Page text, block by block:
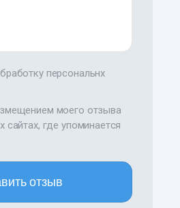
персональнх
моего отзыва
сайтах, где упоминается
отзыв